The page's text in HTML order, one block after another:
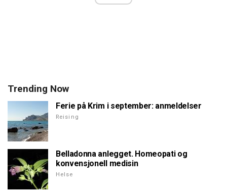
Trending Now
Ferie på Krim i september: anmeldelser
Reising
Belladonna anlegget. Homeopati og
konvensjonell medisin
Helse